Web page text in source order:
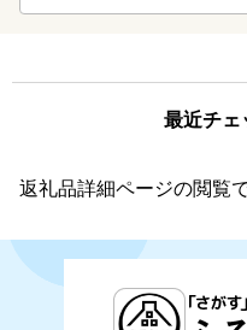
最近チェ
返礼品詳細ページの閲覧